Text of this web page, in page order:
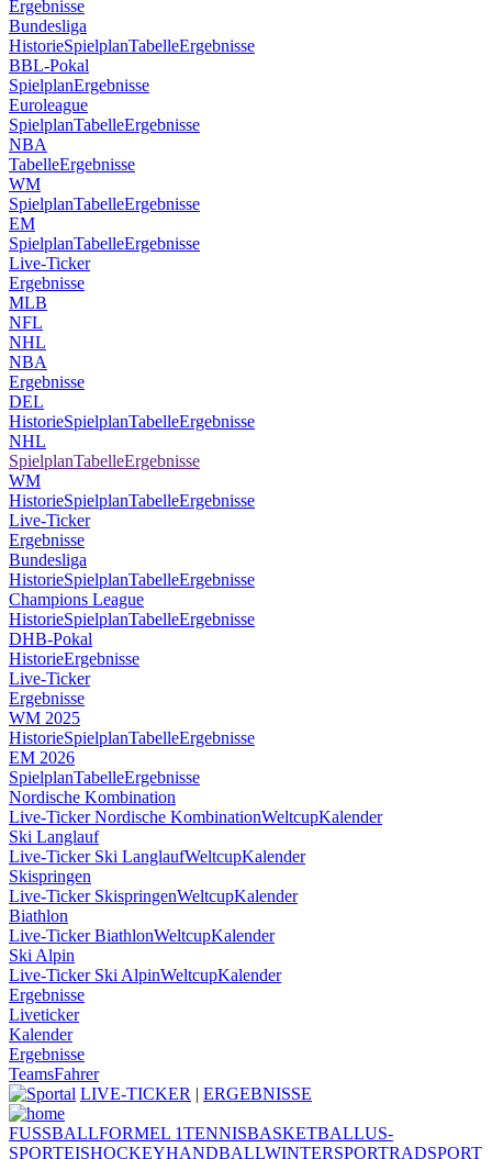
Ergebnisse
Bundesliga
HistorieSpielplanTabelleErgebnisse
BBL-Pokal
SpielplanErgebnisse
Euroleague
SpielplanTabelleErgebnisse
NBA
TabelleErgebnisse
WM
SpielplanTabelleErgebnisse
EM
SpielplanTabelleErgebnisse
Live-Ticker
Ergebnisse
MLB
NFL
NHL
NBA
Ergebnisse
DEL
HistorieSpielplanTabelleErgebnisse
NHL
SpielplanTabelleErgebnisse
WM
HistorieSpielplanTabelleErgebnisse
Live-Ticker
Ergebnisse
Bundesliga
HistorieSpielplanTabelleErgebnisse
Champions League
HistorieSpielplanTabelleErgebnisse
DHB-Pokal
HistorieErgebnisse
Live-Ticker
Ergebnisse
WM 2025
HistorieSpielplanTabelleErgebnisse
EM 2026
SpielplanTabelleErgebnisse
Nordische Kombination
Live-Ticker Nordische KombinationWeltcupKalender
Ski Langlauf
Live-Ticker Ski LanglaufWeltcupKalender
Skispringen
Live-Ticker SkispringenWeltcupKalender
Biathlon
Live-Ticker BiathlonWeltcupKalender
Ski Alpin
Live-Ticker Ski AlpinWeltcupKalender
Ergebnisse
Liveticker
Kalender
Ergebnisse
TeamsFahrer
LIVE-TICKER | ERGEBNISSE
FUSSBALLFORMEL 1TENNISBASKETBALLUS-
SPORTEISHOCKEYHANDBALLWINTERSPORTRADSPORT